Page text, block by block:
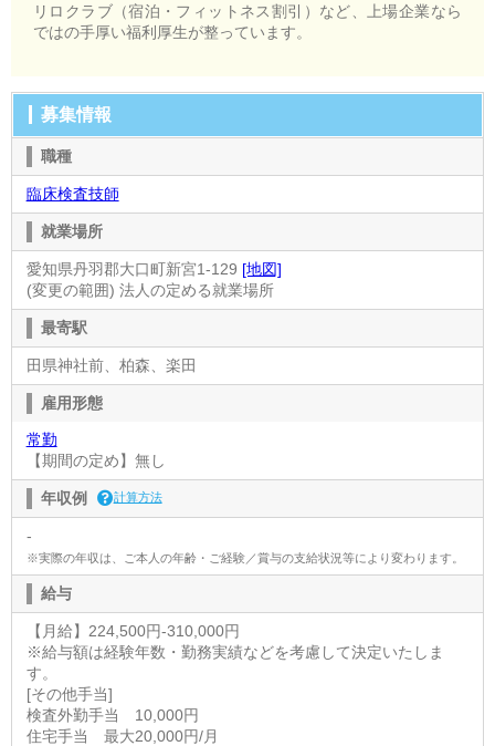
リロクラブ（宿泊・フィットネス割引）など、上場企業なら
ではの手厚い福利厚生が整っています。
募集情報
職種
臨床検査技師
就業場所
愛知県丹羽郡大口町新宮1-129 [地図]
(変更の範囲) 法人の定める就業場所
最寄駅
田県神社前、柏森、楽田
雇用形態
常勤
【期間の定め】無し
年収例 計算方法
-
※実際の年収は、ご本人の年齢・ご経験／賞与の支給状況等により変わります。
給与
【月給】224,500円-310,000円
※給与額は経験年数・勤務実績などを考慮して決定いたしま
す。
[その他手当]
検査外勤手当 10,000円
住宅手当 最大20,000円/月